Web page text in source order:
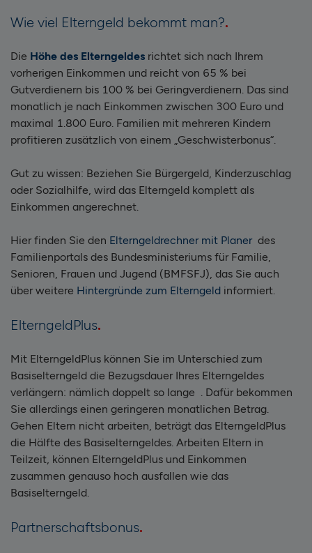
Wie viel Elterngeld bekommt man?
Die Höhe des Elterngeldes richtet sich nach Ihrem
vorherigen Einkommen und reicht von 65 % bei
Gutverdienern bis 100 % bei Geringverdienern. Das sind
monatlich je nach Einkommen zwischen 300 Euro und
maximal 1.800 Euro. Familien mit mehreren Kindern
profitieren zusätzlich von einem „Geschwisterbonus“.
Gut zu wissen: Beziehen Sie Bürgergeld, Kinderzuschlag
oder Sozialhilfe, wird das Elterngeld komplett als
Einkommen angerechnet.
Hier finden Sie den Elterngeldrechner mit Planerdes
Familienportals des Bundesministeriums für Familie,
Senioren, Frauen und Jugend (BMFSFJ), das Sie auch
über weitere Hintergründe zum Elterngeld informiert.
ElterngeldPlus
Mit ElterngeldPlus können Sie im Unterschied zum
Basiselterngeld die Bezugsdauer Ihres Elterngeldes
verlängern: nämlich doppelt so lange . Dafür bekommen
Sie allerdings einen geringeren monatlichen Betrag.
Gehen Eltern nicht arbeiten, beträgt das ElterngeldPlus
die Hälfte des Basiselterngeldes. Arbeiten Eltern in
Teilzeit, können ElterngeldPlus und Einkommen
zusammen genauso hoch ausfallen wie das
Basiselterngeld.
Partnerschaftsbonus